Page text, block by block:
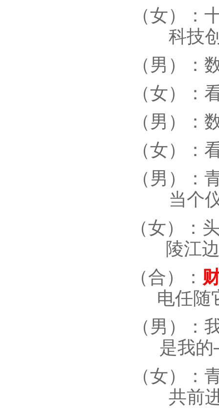
（女）：
科技
（男）：
（女）：
（男）：
（女）：
（男）：
当个
（女）：
陵江
（合）：
电任随
（男）：
是我的
（女）：
共前